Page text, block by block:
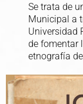
Se trata de
Municipal a
Universidad
de fomentar
etnografía